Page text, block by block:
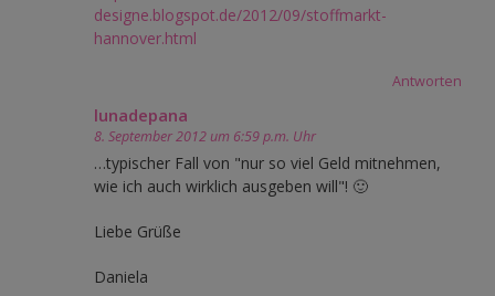
designe.blogspot.de/2012/09/stoffmarkt-
hannover.html
Antworten
lunadepana
8. September 2012 um 6:59 p.m. Uhr
…typischer Fall von "nur so viel Geld mitnehmen,
wie ich auch wirklich ausgeben will"! 🙂
Liebe Grüße
Daniela